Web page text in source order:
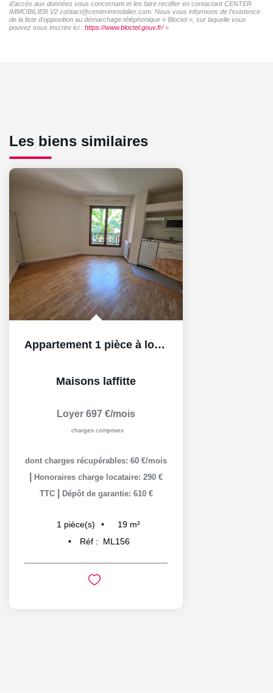
d'accès aux données vous concernant et les faire rectifier en contactant CENTER
IMMOBILIER V2 contact@centerimmobilier.com. Nous vous informons de l'existence
de la liste d'opposition au démarchage téléphonique « Bloctel », sur laquelle vous
pouvez vous inscrire ici : https://www.bloctel.gouv.fr/»
Les biens similaires
Appartement 1 pièce à louer au centre-ville de...
Maisons laffitte
Loyer 697 €/mois
charges comprises
dont charges récupérables: 60 €/mois
Honoraires charge locataire: 290 €
TTC
Dépôt de garantie: 610 €
1 pièce(s) 19 m²
Réf :
ML156